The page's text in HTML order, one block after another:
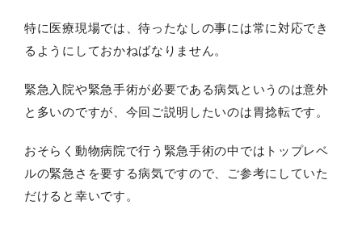
特に医療現場では、待ったなしの事には常に対応でき
るようにしておかねばなりません。
緊急入院や緊急手術が必要である病気というのは意外
と多いのですが、今回ご説明したいのは胃捻転です。
おそらく動物病院で行う緊急手術の中ではトップレベ
ルの緊急さを要する病気ですので、ご参考にしていた
だけると幸いです。